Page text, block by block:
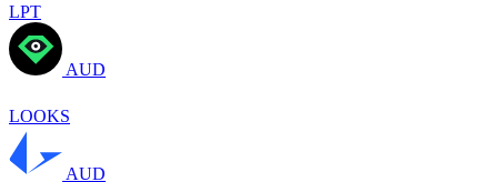
LPT
AUD
LOOKS
AUD